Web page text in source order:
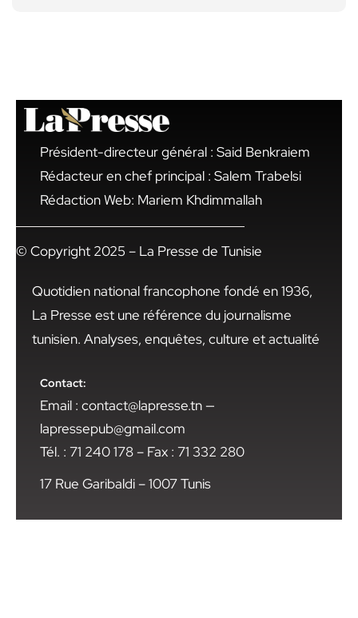
Président-directeur général : Said Benkraiem
Rédacteur en chef principal : Salem Trabelsi
Rédaction Web: Mariem Khdimmallah
© Copyright 2025 – La Presse de Tunisie
Quotidien national francophone fondé en 1936,
La Presse est une référence du journalisme
tunisien. Analyses, enquêtes, culture et actualité
Contact:
Email : contact@lapresse.tn —
lapressepub@gmail.com
Tél. : 71 240 178 – Fax : 71 332 280
17 Rue Garibaldi – 1007 Tunis